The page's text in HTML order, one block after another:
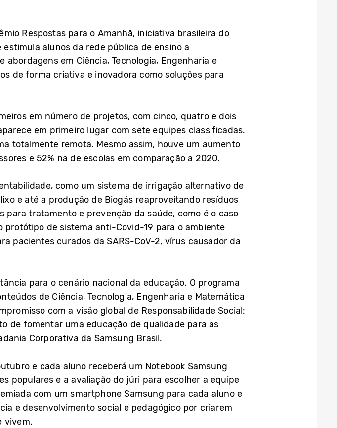
Respostas para o Amanhã, iniciativa brasileira do
alunos da rede pública de ensino a
em Ciência, Tecnologia, Engenharia e
de forma criativa e inovadora como soluções para
em número de projetos, com cinco, quatro e dois
em primeiro lugar com sete equipes classificadas.
totalmente remota. Mesmo assim, houve um aumento
e 52% na de escolas em comparação a 2020.
como um sistema de irrigação alternativo de
e até a produção de Biogás reaproveitando resíduos
para tratamento e prevenção da saúde, como é o caso
protótipo de sistema anti-Covid-19 para o ambiente
pacientes curados da SARS-CoV-2, vírus causador da
para o cenário nacional da educação. O programa
de Ciência, Tecnologia, Engenharia e Matemática
com a visão global de Responsabilidade Social:
de fomentar uma educação de qualidade para as
Corporativa da Samsung Brasil.
e cada aluno receberá um Notebook Samsung
populares e a avaliação do júri para escolher a equipe
com um smartphone Samsung para cada aluno e
e desenvolvimento social e pedagógico por criarem
vivem.